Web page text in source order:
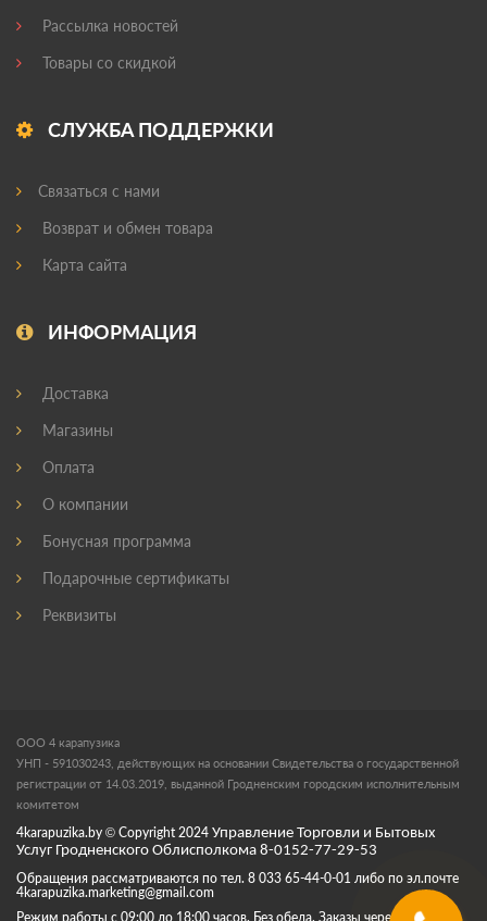
Рассылка новостей
Товары со скидкой
СЛУЖБА ПОДДЕРЖКИ
Связаться с нами
Возврат и обмен товара
Карта сайта
ИНФОРМАЦИЯ
Доставка
Магазины
Оплата
О компании
Бонусная программа
Подарочные сертификаты
Реквизиты
ООО 4 карапузика
УНП - 591030243, действующих на основании Свидетельства о государственной
регистрации от 14.03.2019, выданной Гродненским городским исполнительным
комитетом
4karapuzika.by © Copyright 2024 Управление Торговли и Бытовых
Услуг Гродненского Облисполкома 8-0152-77-29-53
Обращения рассматриваются по тел. 8 033 65-44-0-01 либо по эл.почте
4karapuzika.marketing@gmail.com
Режим работы с 09:00 до 18:00 часов. Без обеда. Заказы через корзину